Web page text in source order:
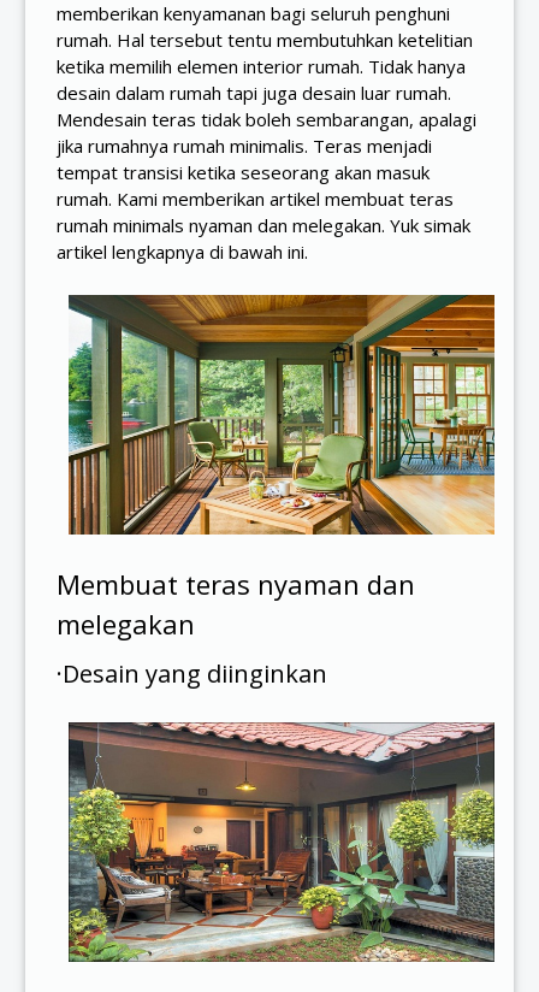
memberikan kenyamanan bagi seluruh penghuni
rumah. Hal tersebut tentu membutuhkan ketelitian
ketika memilih elemen interior rumah. Tidak hanya
desain dalam rumah tapi juga desain luar rumah.
Mendesain teras tidak boleh sembarangan, apalagi
jika rumahnya rumah minimalis. Teras menjadi
tempat transisi ketika seseorang akan masuk
rumah. Kami memberikan artikel membuat teras
rumah minimals nyaman dan melegakan. Yuk simak
artikel lengkapnya di bawah ini.
Membuat teras nyaman dan
melegakan
·Desain yang diinginkan